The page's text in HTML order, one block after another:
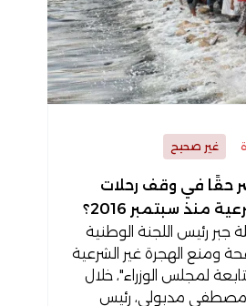
غير صحيح
حقًا في وقف رحلات
منذ سبتمبر 2016؟
جبر رئيس اللجنة الوطنية
ومنع الهجرة غير الشرعية
لمجلس الوزراء"، خلال
مصطفى مدبولي، رئيس